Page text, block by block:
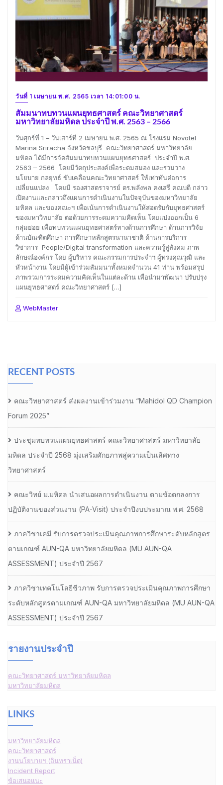
วันที่ 1 เมษายน พ.ศ. 2565 เวลา 14:01:00 น.
สัมมนาทบทวนแผนยุทธศาสตร์ คณะวิทยาศาสตร์
มหาวิทยาลัยมหิดล ประจำปี พ.ศ. 2563 – 2566
วันศุกร์ที่ 1 – วันเสาร์ที่ 2 เมษายน พ.ศ. 2565 ณ โรงแรม Novotel
Marina Sriracha จังหวัดชลบุรี คณะวิทยาศาสตร์ มหาวิทยาลัย
มหิดล ได้มีการจัดสัมมนาทบทวนแผนยุทธศาสตร์ ประจำปี พ.ศ.
2563 – 2566 โดยมีวัตถุประสงค์เพื่อระดมสมอง และร่วมวาง
นโยบาย กลยุทธ์ ขับเคลื่อนคณะวิทยาศาสตร์ ให้เท่าทันต่อการ
เปลี่ยนแปลง โดยมี รองศาสตราจารย์ ดร.พลังพล คงเสรี คณบดี กล่าว
เปิดงานและกล่าวถึงแผนการดำเนินงานในปัจจุบันของมหาวิทยาลัย
มหิดล และของคณะฯ เพื่อเน้นการดำเนินงานให้สอดรับกับยุทธศาสตร์
ของมหาวิทยาลัย ต่อด้วยการระดมความคิดเห็น โดยแบ่งออกเป็น 6
กลุ่มย่อย เพื่อทบทวนแผนยุทธศาสตร์ทางด้านการศึกษา ด้านการวิจัย
ด้านบัณฑิตศึกษา การศึกษาหลักสูตรนานาชาติ ด้านการบริการ
วิชาการ People/Digital transformation และความรู้สู่สังคม ภาพ
ลักษณ์องค์กร โดย ผู้บริหาร คณะกรรมการประจำฯ ผู้ทรงคุณวุฒิ และ
หัวหน้างาน โดยมีผู้เข้าร่วมสัมมนาทั้งหมดจำนวน 41 ท่าน พร้อมสรุป
ภาพรวมการระดมความคิดเห็นในแต่ละด้าน เพื่อนำมาพัฒนา ปรับปรุง
แผนยุทธศาสตร์ คณะวิทยาศาสตร์ […]
WebMaster
RECENT POSTS
คณะวิทยาศาสตร์ ส่งผลงานเข้าร่วมงาน “Mahidol QD Champion
Forum 2025”
ประชุมทบทวนแผนยุทธศาสตร์ คณะวิทยาศาสตร์ มหาวิทยาลัย
มหิดล ประจำปี 2568 มุ่งเสริมศักยภาพสู่ความเป็นเลิศทาง
วิทยาศาสตร์
คณะวิทย์ ม.มหิดล นำเสนอผลการดำเนินงาน ตามข้อตกลงการ
ปฏิบัติงานของส่วนงาน (PA-Visit) ประจำปีงบประมาณ พ.ศ. 2568
ภาควิชาเคมี รับการตรวจประเมินคุณภาพการศึกษาระดับหลักสูตร
ตามเกณฑ์ AUN-QA มหาวิทยาลัยมหิดล (MU AUN-QA
ASSESSMENT) ประจำปี 2567
ภาควิชาเทคโนโลยีชีวภาพ รับการตรวจประเมินคุณภาพการศึกษา
ระดับหลักสูตรตามเกณฑ์ AUN-QA มหาวิทยาลัยมหิดล (MU AUN-QA
ASSESSMENT) ประจำปี 2567
รายงานประจำปี
คณะวิทยาศาสตร์ มหาวิทยาลัยมหิดล
มหาวิทยาลัยมหิดล
LINKS
มหาวิทยาลัยมหิดล
คณะวิทยาศาสตร์
งานนโยบายฯ (อินทราเน็ต)
Incident Report
ข้อเสนอแนะ